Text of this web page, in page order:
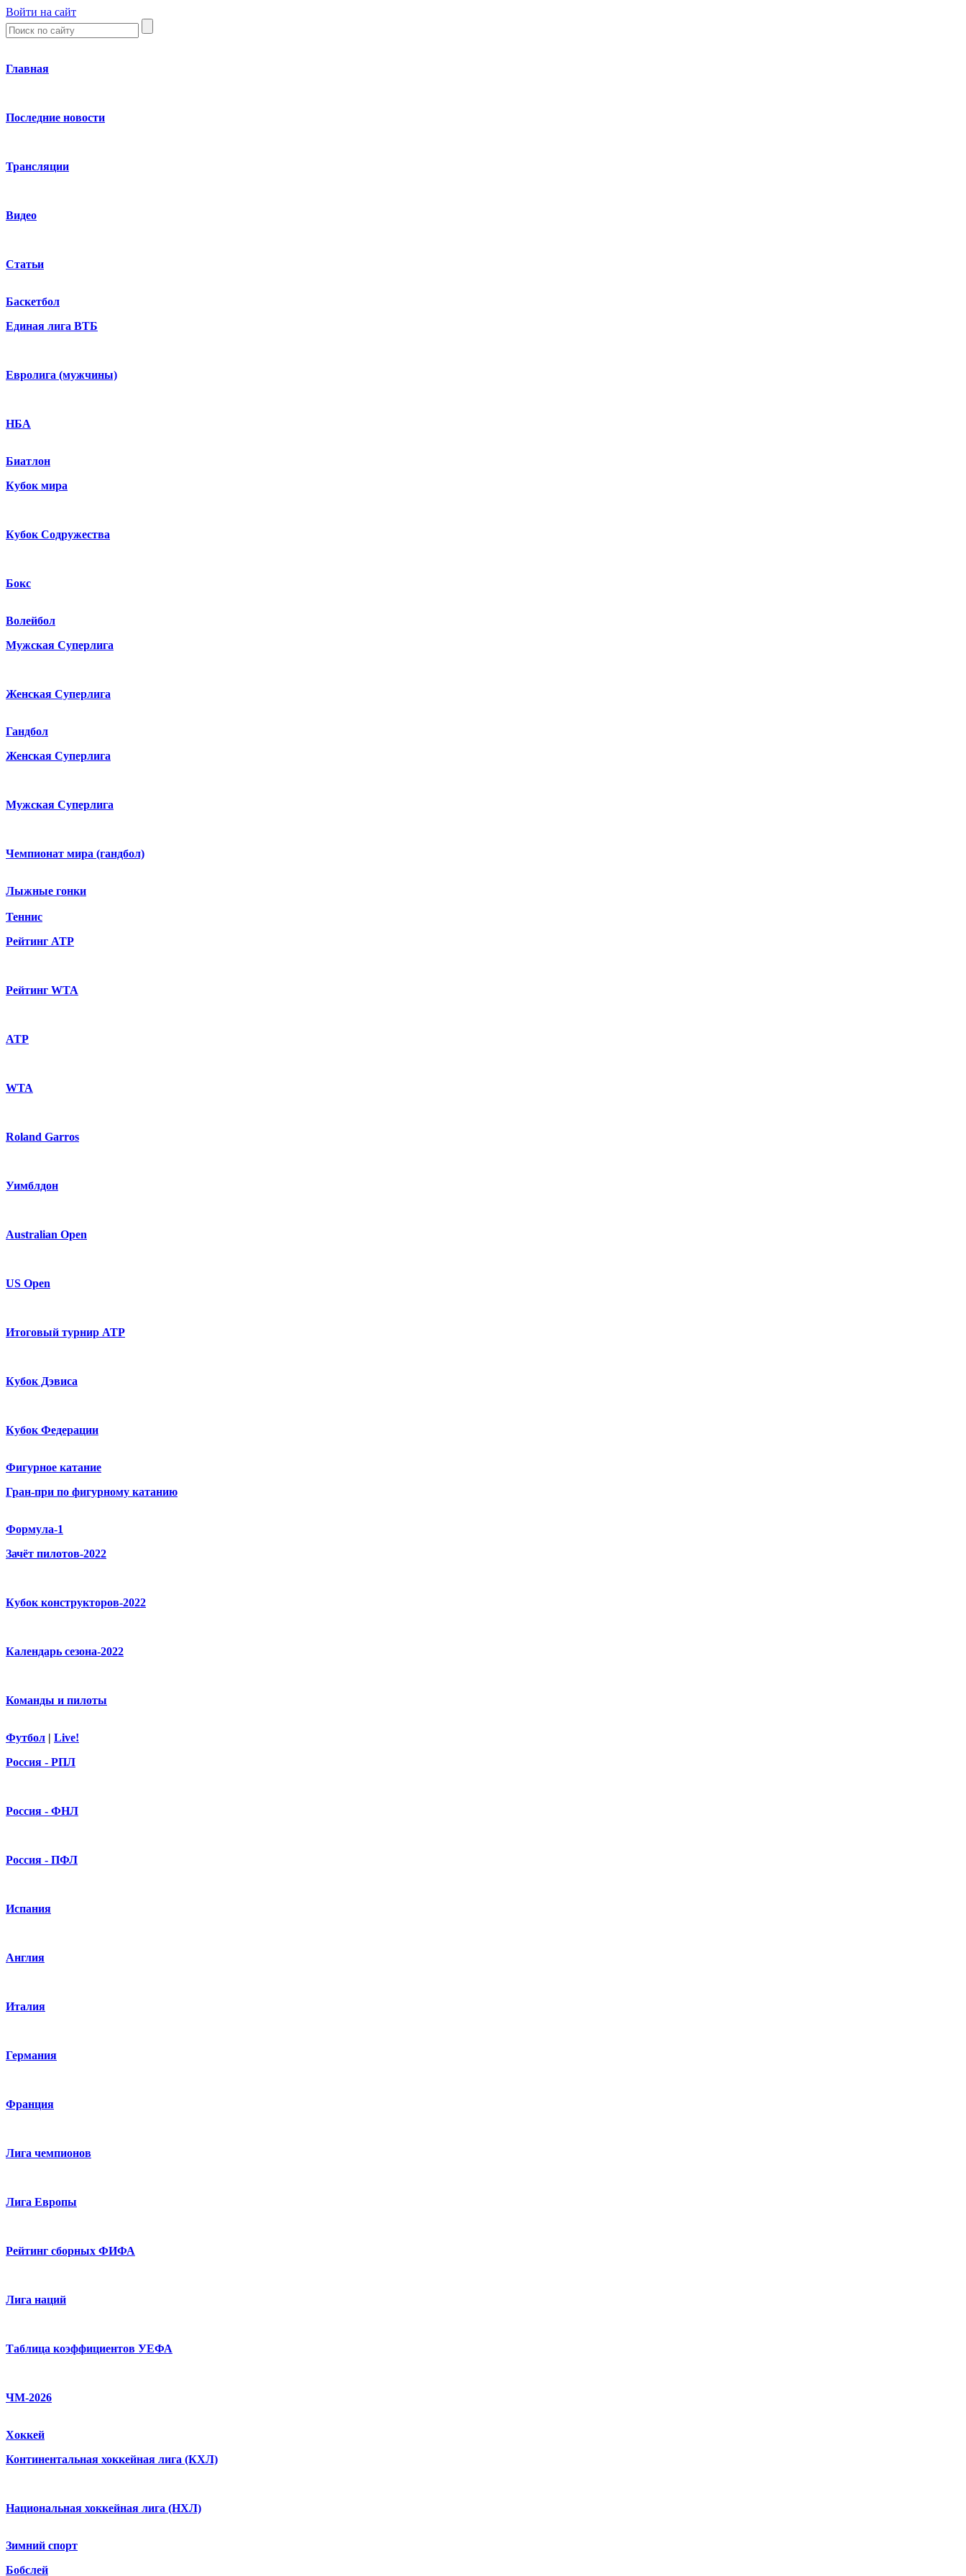
Войти на сайт
Главная
Последние новости
Трансляции
Видео
Статьи
Баскетбол
Единая лига ВТБ
Евролига (мужчины)
НБА
Биатлон
Кубок мира
Кубок Содружества
Бокс
Волейбол
Мужская Суперлига
Женская Суперлига
Гандбол
Женская Суперлига
Мужская Суперлига
Чемпионат мира (гандбол)
Лыжные гонки
Теннис
Рейтинг ATP
Рейтинг WTA
ATP
WTA
Roland Garros
Уимблдон
Australian Open
US Open
Итоговый турнир ATP
Кубок Дэвиса
Кубок Федерации
Фигурное катание
Гран-при по фигурному катанию
Формула-1
Зачёт пилотов-2022
Кубок конструкторов-2022
Календарь сезона-2022
Команды и пилоты
Футбол | Live!
Россия - РПЛ
Россия - ФНЛ
Россия - ПФЛ
Испания
Англия
Италия
Германия
Франция
Лига чемпионов
Лига Европы
Рейтинг сборных ФИФА
Лига наций
Таблица коэффициентов УЕФА
ЧМ-2026
Хоккей
Континентальная хоккейная лига (КХЛ)
Национальная хоккейная лига (НХЛ)
Зимний спорт
Бобслей